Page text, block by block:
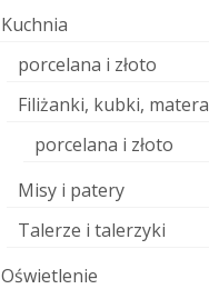
Kuchnia
porcelana i złoto
Filiżanki, kubki, matera
porcelana i złoto
Misy i patery
Talerze i talerzyki
Oświetlenie